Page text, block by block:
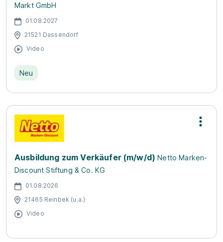
Markt GmbH
01.08.2027
21521 Dassendorf
Video
Neu
Ausbildung zum Verkäufer (m/w/d) Netto Marken-
Discount Stiftung & Co. KG
01.08.2026
21465 Reinbek (u.a.)
Video